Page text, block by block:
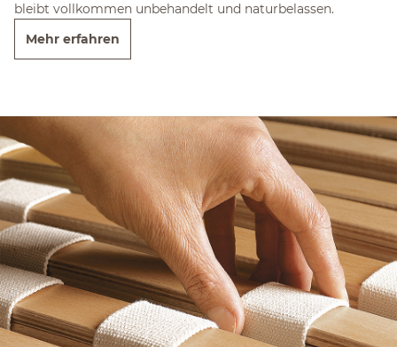
bleibt vollkommen unbehandelt und naturbelassen.
Mehr erfahren